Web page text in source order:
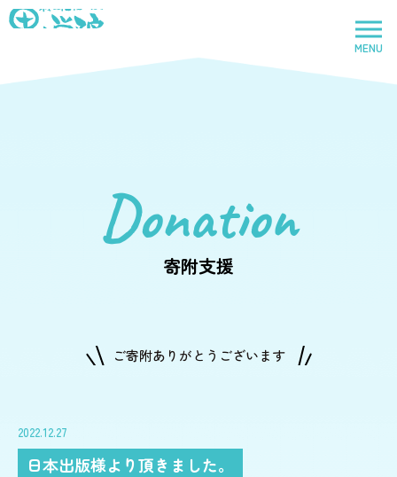
MENU
トップページ
児童養護施設 里山学院
児童家庭支援センター
Donation
寄附支援
ご寄附ありがとうございます
2022.12.27
日本出版様より頂きました。